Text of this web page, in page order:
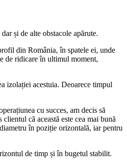
și de alte obstacole apărute.
din România, în spatele ei, unde
de ridicare în ultimul moment,
izolației acestuia. Deoarece timpul
cu succes, am decis să
că această este cea mai bună
în poziție orizontală, iar pentru
de timp și în bugetul stabilit.